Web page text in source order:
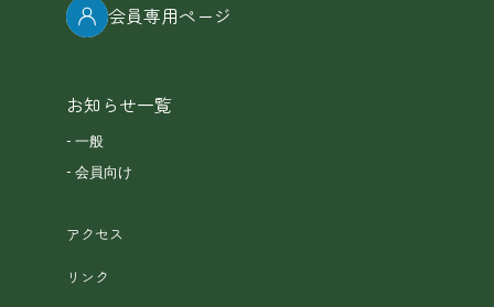
会員専用ページ
お知らせ一覧
一般
会員向け
アクセス
リンク